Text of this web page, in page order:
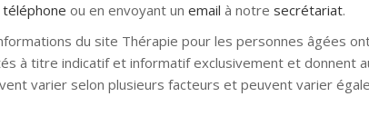
téléphone ou en envoyant un email à notre secrétariat.
du site Thérapie pour les personnes âgées
à titre indicatif et informatif exclusivement et donnent
varier selon plusieurs facteurs et peuvent varier